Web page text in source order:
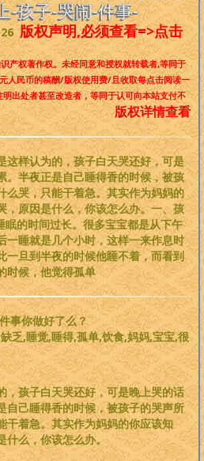
-孩子-哭闹-件事-
26版权声明,必须查看=>点击
产权著作权。 未经同意和授权就转载者,等同于
人民币的稿酬/版权使用费/且收取每点击阅读一
出处者甚至改造者，等同于认可向本站支付不
版权详情查看
这样认为的，孩子白天哭还好，可是
。半夜正是自己睡得香的时候，被孩
么哭，只能干着急。其实作为妈妈的
，原因是什么，你该怎么办。一、孩
的时间过长。很多宝宝都是从下午
一睡就是几个小时，这样一来作息时
一旦到半夜的时候他睡不着，而看到
时候，他觉得孤单
事你做好了么？
乏,睡觉,睡得,孤单,饮食,妈妈,宝宝,很
，孩子白天哭还好，可是晚上哭的话
自己睡得香的时候，被孩子的哭声所
干着急。其实作为妈妈的你应该知
什么，你该怎么办。